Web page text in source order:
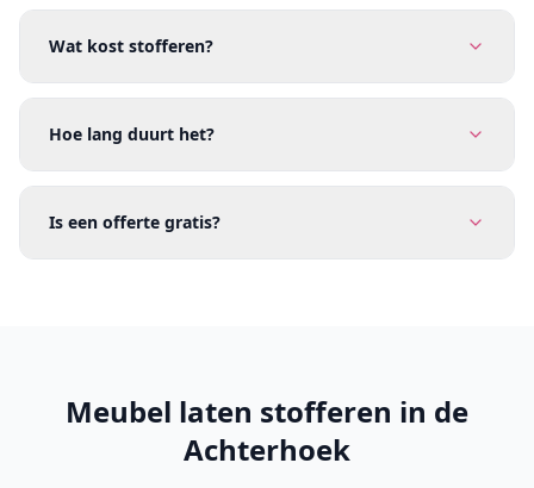
Wat kost stofferen?
Hoe lang duurt het?
Is een offerte gratis?
Meubel laten stofferen in de
Achterhoek